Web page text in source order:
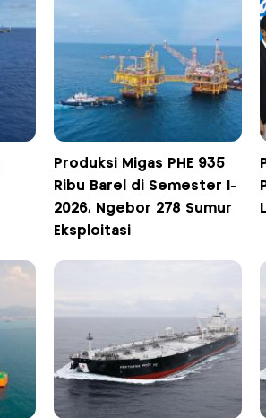
Produksi Migas PHE 935
Ribu Barel di Semester I-
2026, Ngebor 278 Sumur
Eksploitasi